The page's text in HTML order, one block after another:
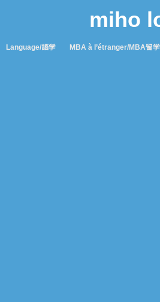
miho
Language/語学 MBA à l’étranger/MBA留学